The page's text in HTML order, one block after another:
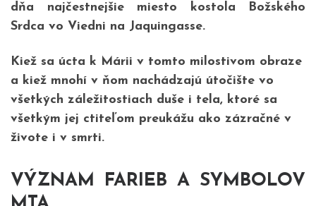
dňa najčestnejšie miesto kostola Božského
Srdca vo Viedni na Jaquingasse.
Kiež sa úcta k Márii v tomto milostivom obraze
a kiež mnohí v ňom nachádzajú útočište vo
všetkých záležitostiach duše i tela, ktoré sa
všetkým jej ctiteľom preukážu ako zázračné v
živote i v smrti.
VÝZNAM FARIEB A SYMBOLOV